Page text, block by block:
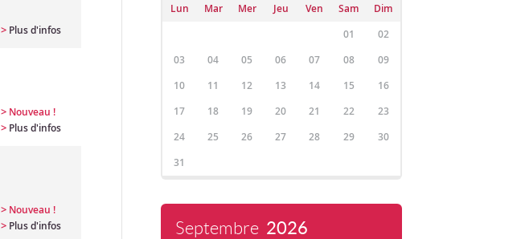
> Plus d'infos
> Nouveau !
> Plus d'infos
> Nouveau !
> Plus d'infos
Lun Mar Mer Jeu Ven Sam
Dim
01
02
03
04 05 06 07 08
09
10
11 12 13 14 15
16
17
18 19 20 21 22
23
24
25 26 27 28 29
30
31
Septembre 2026